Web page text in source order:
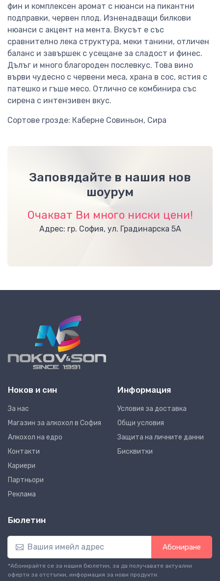
фин и комплексен аромат с нюанси на пикантни
подправки, червен плод. Изненадващи билкови
нюанси с акцент на мента. Вкусът е със
сравнително лека структура, меки танини, отличен
баланс и завършек с усещане за сладост и финес.
Дълъг и много благороден послевкус. Това вино
върви чудесно с червени меса, храна в сос, ястия с
патешко и гъше месо. Отлично се комбинира със
сирена с интензивен вкус.
Сортове грозде: Каберне Совиньон, Сира
Заповядайте в нашия нов
шоурум
Очакват Ви много ниски цени!
Адрес: гр. София, ул. Градинарска 5А
Ноков и син
За нас
Магазин за алкохол в София
Алкохол на едро
Контакти
Кариери
Партньори
Реклама
Информация
Условия за доставка
Общи условия
Защита на личните данни
Бисквитки
Бюлетин
Абониране
*Абонирайте се за нашия бюлетин, за да получавате актуални
оферти за отстъпки, информация за нови продукти.